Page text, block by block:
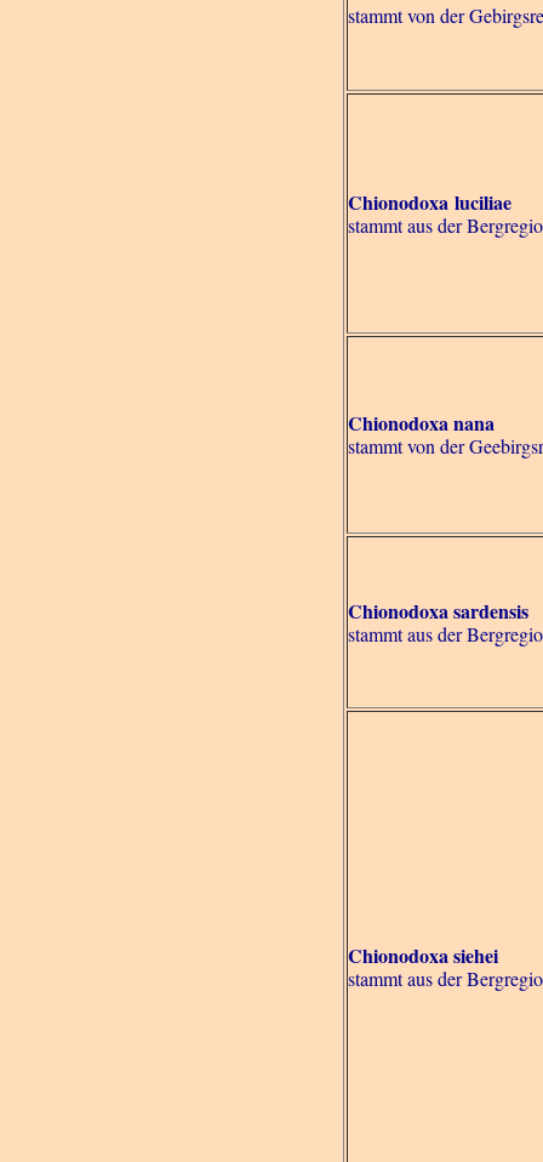
stammt von der
Chionodoxa luciliae
stammt aus der
Chionodoxa nana
stammt von der
Chionodoxa sardensis
stammt aus der
Chionodoxa siehei
stammt aus der